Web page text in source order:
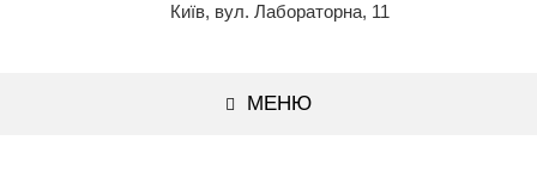
Київ, вул. Лабораторна, 11
МЕНЮ